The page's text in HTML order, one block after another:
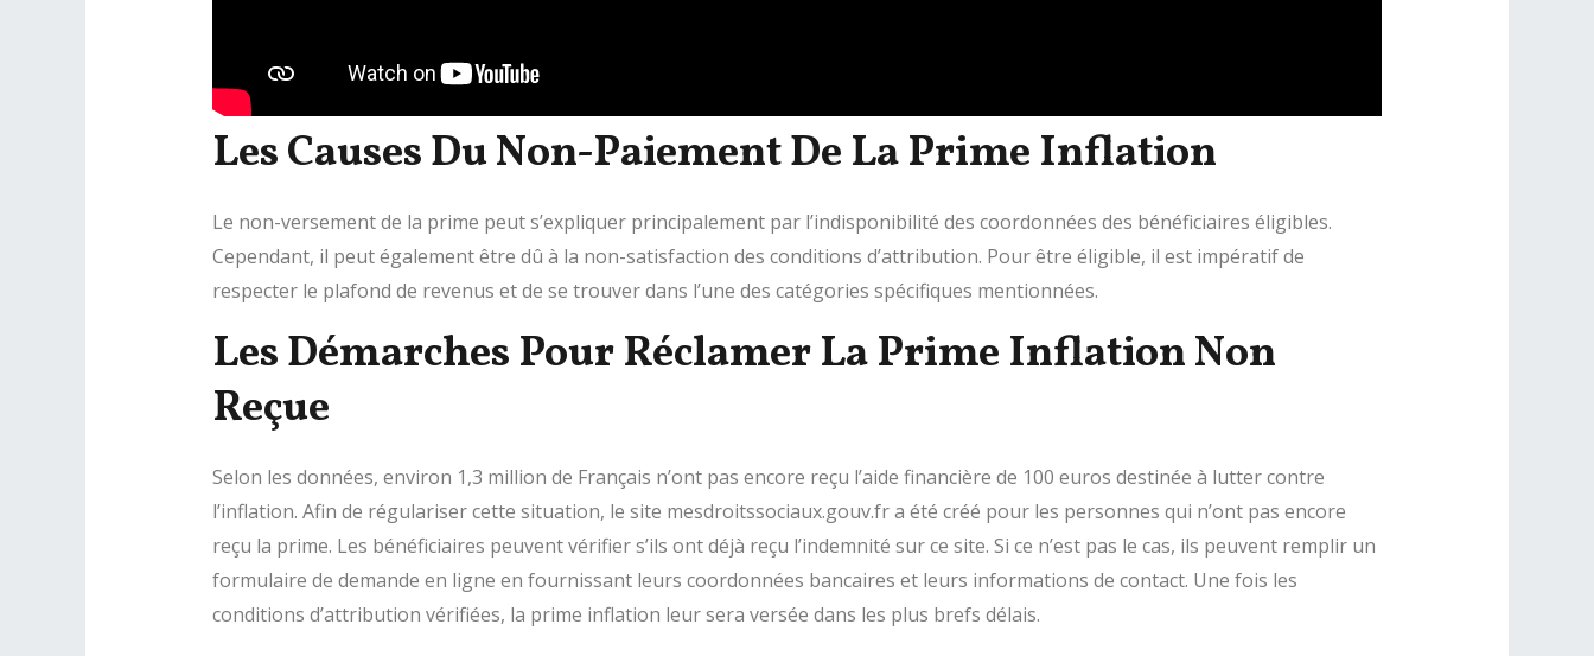
Les Causes Du Non-Paiement De La Prime Inflation
Le non-versement de la prime peut s’expliquer principalement par l’indisponibilité des coordonnées des bénéficiaires éligibles.
Cependant, il peut également être dû à la non-satisfaction des conditions d’attribution. Pour être éligible, il est impératif de
respecter le plafond de revenus et de se trouver dans l’une des catégories spécifiques mentionnées.
Les Démarches Pour Réclamer La Prime Inflation Non
Reçue
Selon les données, environ 1,3 million de Français n’ont pas encore reçu l’aide financière de 100 euros destinée à lutter contre
l’inflation. Afin de régulariser cette situation, le site mesdroitssociaux.gouv.fr a été créé pour les personnes qui n’ont pas encore
reçu la prime. Les bénéficiaires peuvent vérifier s’ils ont déjà reçu l’indemnité sur ce site. Si ce n’est pas le cas, ils peuvent remplir un
formulaire de demande en ligne en fournissant leurs coordonnées bancaires et leurs informations de contact. Une fois les
conditions d’attribution vérifiées, la prime inflation leur sera versée dans les plus brefs délais.